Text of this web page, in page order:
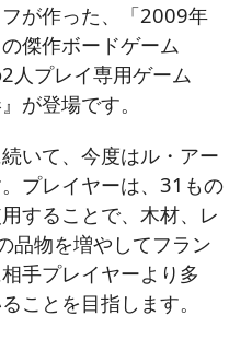
フが作った、「2009年
傑作ボードゲーム
人プレイ専用ゲーム
が登場です。
いて、今度はル・アー
プレイヤーは、31もの
することで、木材、レ
品物を増やしてフラン
手プレイヤーより多
ことを目指します。